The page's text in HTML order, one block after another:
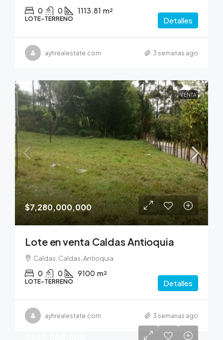
0 0 1113.81 m²
LOTE-TERRENO Detalles
ayhrealestate.com 3 semanas ago
VENTA
$7,280,000,000
Lote en venta Caldas Antioquia
Caldas, Caldas, Antioquia
0 0 9100 m²
LOTE-TERRENO Detalles
ayhrealestate.com 3 semanas ago